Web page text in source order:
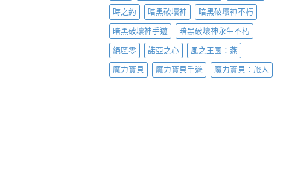
時之約 暗黑破壞神 暗黑破壞神不朽
暗黑破壞神手遊 暗黑破壞神永生不朽
絕區零 諾亞之心 風之王國：燕
魔力寶貝 魔力寶貝手遊 魔力寶貝：旅人